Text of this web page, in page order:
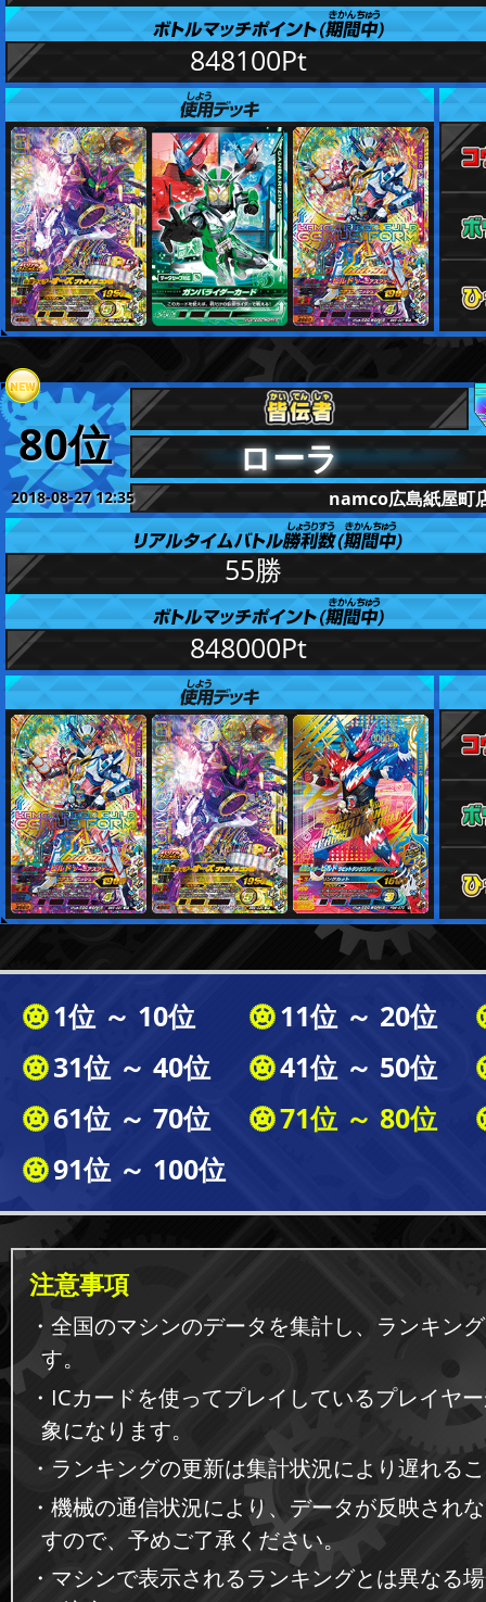
848100Pt
80位
2018-08-27 12:35
更新
ローラ
namco広島紙屋町
55勝
848000Pt
1位 ～ 10位
11位 ～ 20位
31位 ～ 40位
41位 ～ 50位
61位 ～ 70位
71位 ～ 80位
91位 ～ 100位
注意事項
・全国のマシンのデータを集計し、ランキン
す。
・ICカードを使ってプレイしているプレイヤ
象になります。
・ランキングの更新は集計状況により遅れる
・機械の通信状況により、データが反映され
すので、予めご了承ください。
・マシンで表示されるランキングとは異なる